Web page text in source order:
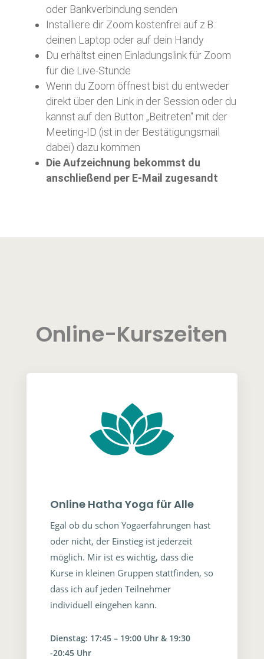
oder Bankverbindung senden
Installiere dir Zoom kostenfrei auf z.B.:
deinen Laptop oder auf dein Handy
Du erhältst einen Einladungslink für Zoom
für die Live-Stunde
Wenn du Zoom öffnest bist du entweder
direkt über den Link in der Session oder du
kannst auf den Button „Beitreten“ mit der
Meeting-ID (ist in der Bestätigungsmail
dabei) dazu kommen
Die Aufzeichnung bekommst du
anschließend per E-Mail zugesandt
Online-Kurszeiten
Online Hatha Yoga für Alle
Egal ob du schon Yogaerfahrungen hast
oder nicht, der Einstieg ist jederzeit
möglich. Mir ist es wichtig, dass die
Kurse in kleinen Gruppen stattfinden, so
dass ich auf jeden Teilnehmer
individuell eingehen kann.
Dienstag: 17:45 – 19:00 Uhr & 19:30
-20:45 Uhr